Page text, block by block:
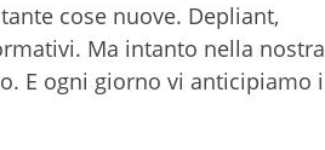
cose nuove. Depliant,
Ma intanto nella nostra
E ogni giorno vi anticipiamo i